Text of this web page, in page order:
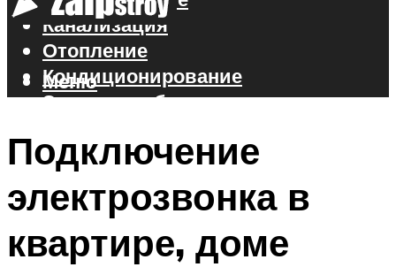
Канализация
Отопление
Кондиционирование
Электроснабжение
Меню
Меню
Подключение
электрозвонка в
квартире, доме